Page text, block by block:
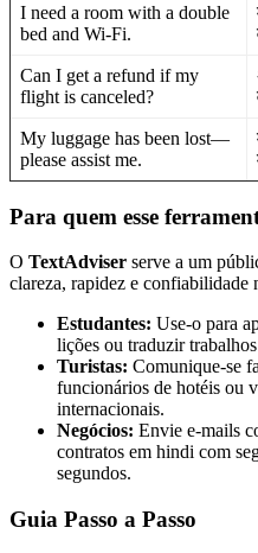
I need a room with a double
bed and Wi-Fi.
Can I get a refund if my
flight is canceled?
My luggage has been lost—
please assist me.
Para quem esse
O TextAdviser serve a um
clareza, rapidez e confiabilidade
Estudantes: Use-o para
lições ou traduzir
Turistas: Comunique-se
funcionários de hotéis ou
internacionais.
Negócios: Envie e-mails
contratos em hindi com
segundos.
Guia Passo a Passo